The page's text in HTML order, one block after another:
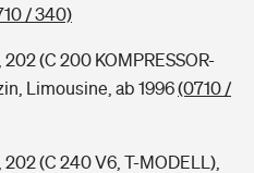
/ 340)
(C 200 KOMPRESSOR-
Limousine, ab 1996(0710 /
(C 240 V6, T-MODELL),